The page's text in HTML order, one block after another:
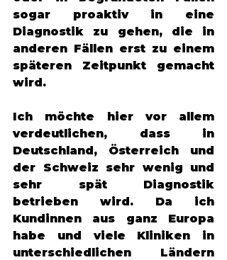
sogar proaktiv in eine
Diagnostik zu gehen, die in
anderen Fällen erst zu einem
späteren Zeitpunkt gemacht
wird.
Ich möchte hier vor allem
verdeutlichen, dass in
Deutschland, Österreich und
der Schweiz sehr wenig und
sehr spät Diagnostik
betrieben wird. Da ich
Kundinnen aus ganz Europa
habe und viele Kliniken in
unterschiedlichen Ländern